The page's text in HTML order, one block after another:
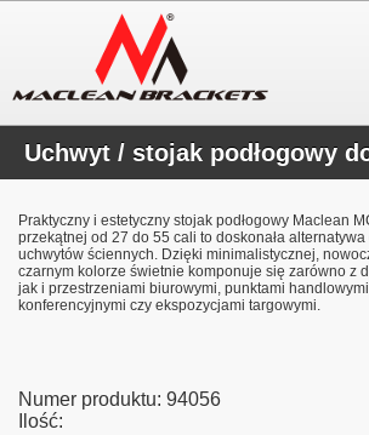
Praktyczny i estetyczny stojak podłogowy Maclean
przekątnej od 27 do 55 cali to doskonała
uchwytów ściennych. Dzięki minimalistycznej,
czarnym kolorze świetnie komponuje się zarówno z
jak i przestrzeniami biurowymi, punktami
konferencyjnymi czy ekspozycjami targowymi.
Numer produktu: 94056
Ilość: